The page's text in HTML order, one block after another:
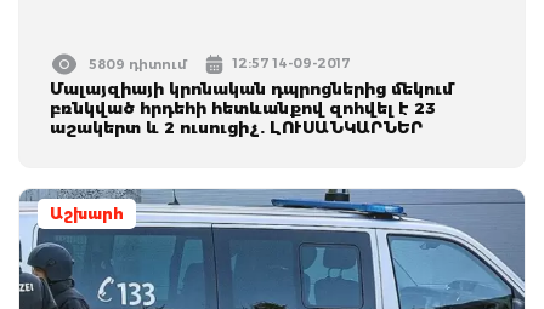
5809 դիտում 12:57 14-09-2017
Մալայզիայի կրոնական դպրոցներից մեկում
բռնկված հրդեհի հետևանքով զոհվել է 23
աշակերտ և 2 ուսուցիչ. ԼՈՒՍԱՆԿԱՐՆԵՐ
Աշխարհ